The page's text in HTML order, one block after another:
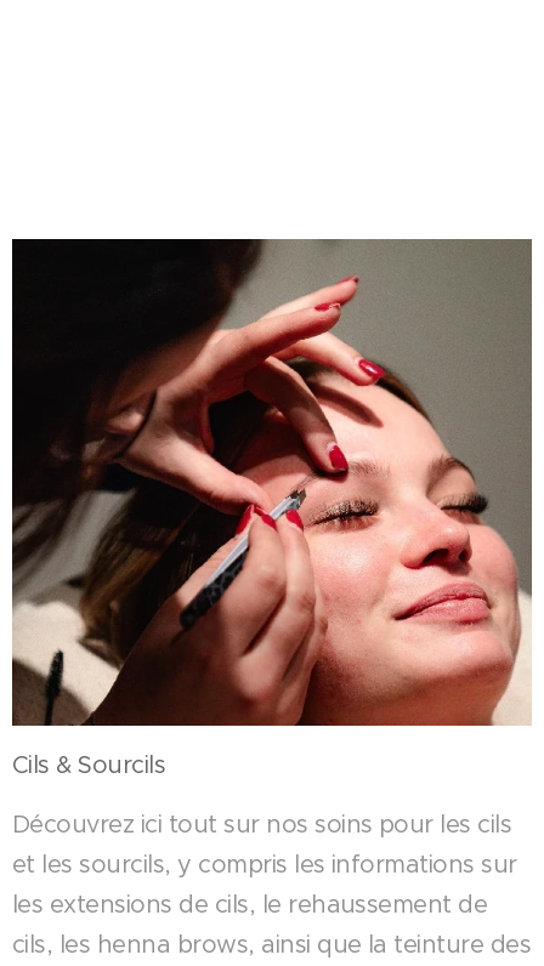
Cils & Sourcils
Découvrez ici tout sur nos soins pour les cils
et les sourcils, y compris les informations sur
les extensions de cils, le rehaussement de
cils, les henna brows, ainsi que la teinture des